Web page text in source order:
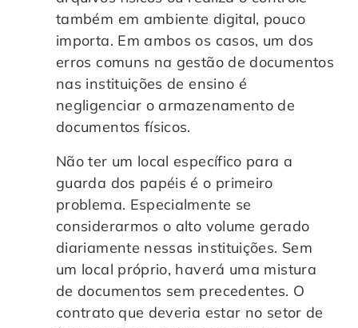
também em ambiente digital, pouco
importa. Em ambos os casos, um dos
erros comuns na gestão de documentos
nas instituições de ensino é
negligenciar o armazenamento de
documentos físicos.
Não ter um local específico para a
guarda dos papéis é o primeiro
problema. Especialmente se
considerarmos o alto volume gerado
diariamente nessas instituições. Sem
um local próprio, haverá uma mistura
de documentos sem precedentes. O
contrato que deveria estar no setor de